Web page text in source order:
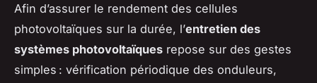
Afin d’assurer le rendement des cellules
photovoltaïques sur la durée, l’entretien des
systèmes photovoltaïques repose sur des gestes
simples : vérification périodique des onduleurs,